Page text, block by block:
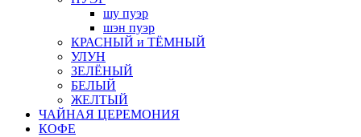
шу пуэр
шэн пуэр
КРАСНЫЙ и ТЁМНЫЙ
УЛУН
ЗЕЛЁНЫЙ
БЕЛЫЙ
ЖЕЛТЫЙ
ЧАЙНАЯ ЦЕРЕМОНИЯ
КОФЕ